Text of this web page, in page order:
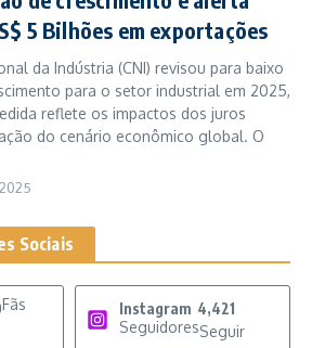
5 Bilhões em exportações
da Indústria (CNI) revisou para baixo
para o setor industrial em 2025,
reflete os impactos dos juros
do cenário econômico global. O
Sociais
Fãs
Instagram 4,421
SeguidoresSeguir